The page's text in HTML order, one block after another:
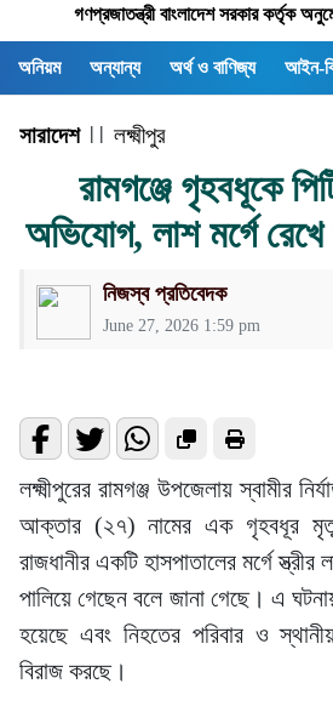
গণপ্রজাতন্ত্রী বাংলাদেশ সরকার কর্তৃক
অনিয়ম অন্যান্য অর্থ ও বাণিজ্য আইন-
সারাদেশ| | লক্ষ্মীপুর
রামগঞ্জে গৃহবধূকে
অভিযোগ, লাশ মর্গে রেখে
নিজস্ব প্রতিবেদক
June 27, 2026 1:59 pm
লক্ষ্মীপুরের রামগঞ্জ উপজেলায় স্বামীর
আক্তার (২৭) নামের এক গৃহবধূর
রাজধানীর একটি হাসপাতালের মর্গে
পালিয়ে গেছেন বলে জানা গেছে। এ
হয়েছে এবং নিহতের পরিবার ও
বিরাজ করছে।